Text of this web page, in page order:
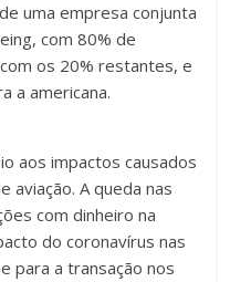
uma empresa conjunta
com 80% de
os 20% restantes, e
a americana.
aos impactos causados
aviação. A queda nas
com dinheiro na
do coronavírus nas
para a transação nos